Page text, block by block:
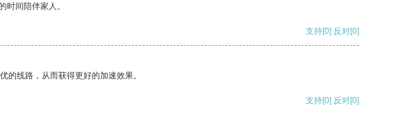
间陪伴家人。
支持[0] 反对[0]
线路，从而获得更好的加速效果。
支持[0] 反对[0]